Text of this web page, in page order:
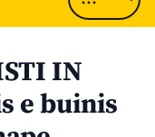
IN
e buinis